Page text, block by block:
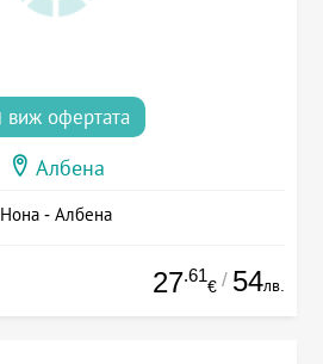
виж офертата
Албена
Нона - Албена
27.61
€ / 54лв.